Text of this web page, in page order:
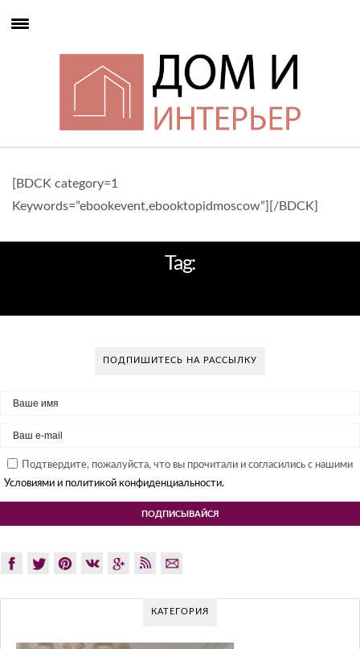
[BDCK category=1
Keywords=”ebookevent,ebooktopidmoscow”][/BDCK]
Tag:
ПОДПИШИТЕСЬ НА РАССЫЛКУ
Подтвердите, пожалуйста, что вы прочитали и согласились с нашими
Условиями и политикой конфиденциальности.
КАТЕГОРИЯ